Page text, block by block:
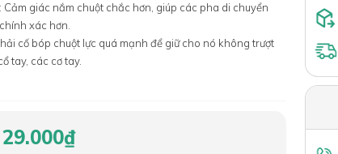
Cảm giác nắm chuột chắc hơn, giúp các pha di chuyển
xác hơn.
cố bóp chuột lực quá mạnh để giữ cho nó không trượt
tay, các cơ tay.
29.000₫